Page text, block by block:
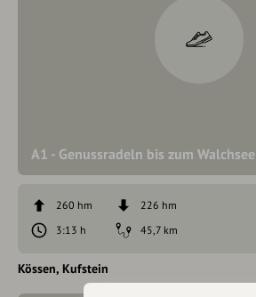
A1 - Genussradeln bis zum Walchsee
260 hm
226 hm
3:13 h
45,7 km
Kössen Kufstein